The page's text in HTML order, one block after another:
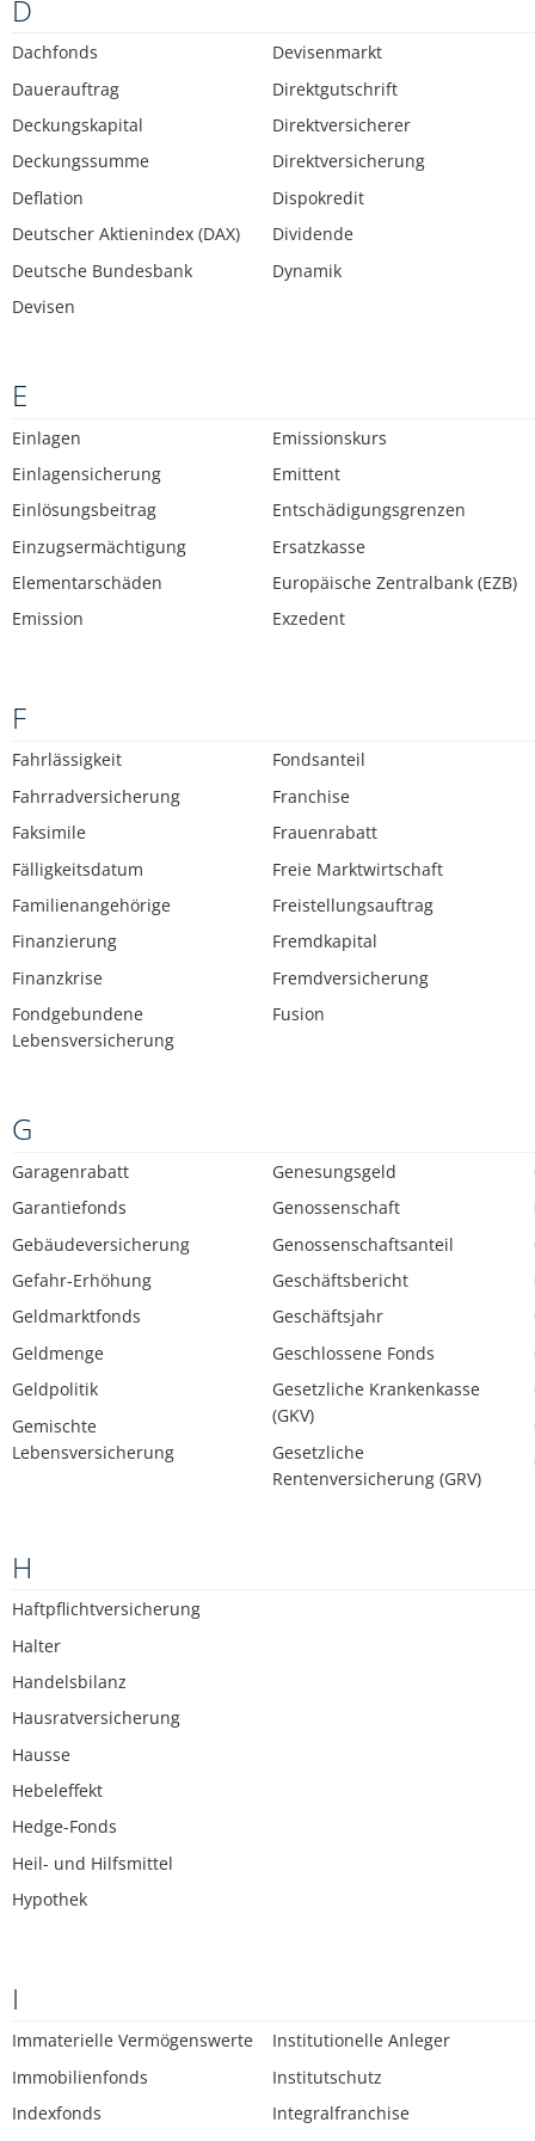
D
Dachfonds
Dauerauftrag
Deckungskapital
Deckungssumme
Deflation
Deutscher Aktienindex (DAX)
Deutsche Bundesbank
Devisen
Devisenmarkt
Direktgutschrift
Direktversicherer
Direktversicherung
Dispokredit
Dividende
Dynamik
E
Einlagen
Einlagensicherung
Einlösungsbeitrag
Einzugsermächtigung
Elementarschäden
Emission
Emissionskurs
Emittent
Entschädigungsgrenzen
Ersatzkasse
Europäische Zentralbank (EZB)
Exzedent
F
Fahrlässigkeit
Fahrradversicherung
Faksimile
Fälligkeitsdatum
Familienangehörige
Finanzierung
Finanzkrise
Fondgebundene
Lebensversicherung
Fondsanteil
Franchise
Frauenrabatt
Freie Marktwirtschaft
Freistellungsauftrag
Fremdkapital
Fremdversicherung
Fusion
G
Garagenrabatt
Garantiefonds
Gebäudeversicherung
Gefahr-Erhöhung
Geldmarktfonds
Geldmenge
Geldpolitik
Gemischte
Lebensversicherung
Genesungsgeld
Genossenschaft
Genossenschaftsanteil
Geschäftsbericht
Geschäftsjahr
Geschlossene Fonds
Gesetzliche Krankenkasse
(GKV)
Gesetzliche
Rentenversicherung (GRV)
H
Haftpflichtversicherung
Halter
Handelsbilanz
Hausratversicherung
Hausse
Hebeleffekt
Hedge-Fonds
Heil- und Hilfsmittel
Hypothek
I
Immaterielle Vermögenswerte
Immobilienfonds
Indexfonds
Institutionelle Anleger
Institutschutz
Integralfranchise